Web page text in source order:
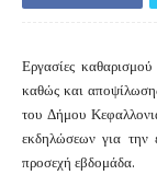
Εργασίες
καθώς και
του Δήμου
εκδηλώσεων για την
προσεχή εβδομάδα.